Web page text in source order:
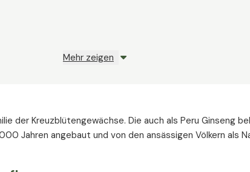
Mehr zeigen
der Kreuzblütengewächse. Die auch als Peru Ginseng
Jahren angebaut und von den ansässigen Völkern als